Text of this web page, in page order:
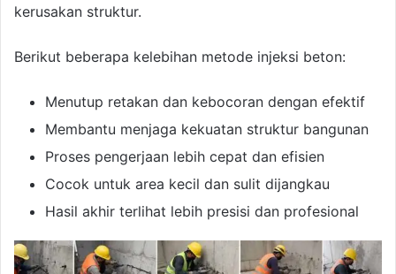
kerusakan struktur.
Berikut beberapa kelebihan metode injeksi beton:
Menutup retakan dan kebocoran dengan efektif
Membantu menjaga kekuatan struktur bangunan
Proses pengerjaan lebih cepat dan efisien
Cocok untuk area kecil dan sulit dijangkau
Hasil akhir terlihat lebih presisi dan profesional